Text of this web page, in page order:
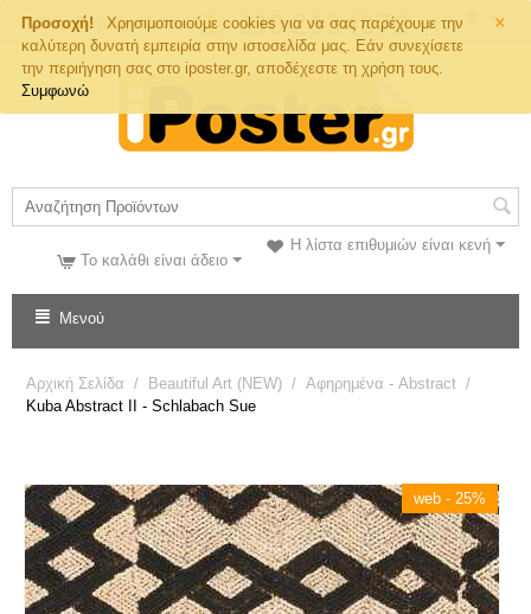
×
Προσοχή!
Χρησιμοποιούμε cookies για να σας παρέχουμε την
καλύτερη δυνατή εμπειρία στην ιστοσελίδα μας. Εάν συνεχίσετε
την περιήγηση σας στο iposter.gr, αποδέχεστε τη χρήση τους.
Συμφωνώ
Τηλ. Παραγγελιών
Η λίστα επιθυμιών είναι κενή
Το καλάθι είναι άδειο
Μενού
Αρχική Σελίδα / Beautiful Art (NEW) / Αφηρημένα - Abstract /
Kuba Abstract II - Schlabach Sue
web - 25%